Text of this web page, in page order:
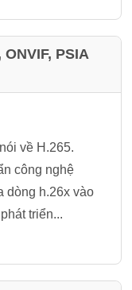
PSIA
về H.265.
công nghệ
dòng h.26x vào
triển...